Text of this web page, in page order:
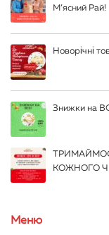
М’ясний Рай!
Новорічні
Знижки на
КОЖНОГО
Меню